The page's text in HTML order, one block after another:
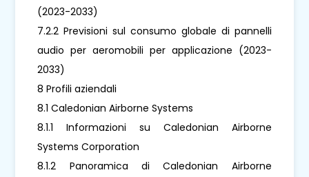
(2023-2033)
7.2.2 Previsioni sul consumo globale di pannelli
audio per aeromobili per applicazione (2023-
2033)
8 Profili aziendali
8.1 Caledonian Airborne Systems
8.1.1 Informazioni su Caledonian Airborne
Systems Corporation
8.1.2 Panoramica di Caledonian Airborne